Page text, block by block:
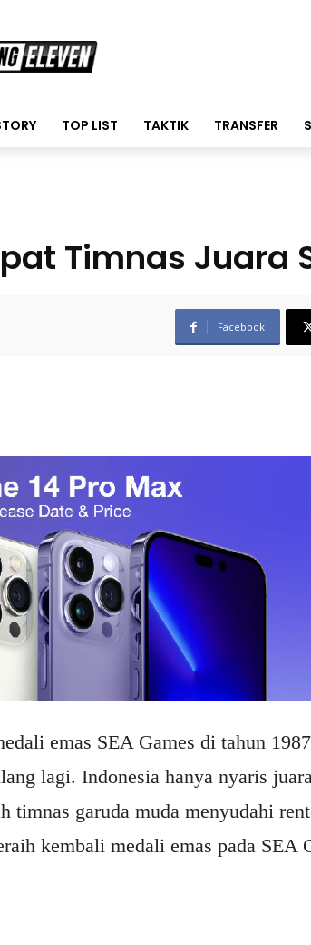
TOP LIST TAKTIK TRANSFER
Timnas Juara
Facebook
emas SEA Games di tahun
lagi. Indonesia hanya nyaris
timnas garuda muda menyudahi
kembali medali emas pada SEA